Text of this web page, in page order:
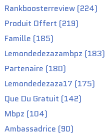
Rankboosterreview (224)
Produit Offert (219)
Famille (185)
Lemondedezazambpz (183)
Partenaire (180)
Lemondedezaza17 (175)
Que Du Gratuit (142)
Mbpz (104)
Ambassadrice (90)